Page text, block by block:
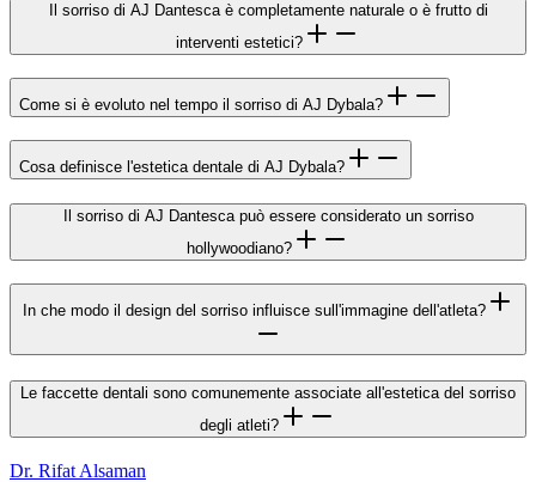
Il sorriso di AJ Dantesca è completamente naturale o è frutto di
interventi estetici?
Come si è evoluto nel tempo il sorriso di AJ Dybala?
Cosa definisce l'estetica dentale di AJ Dybala?
Il sorriso di AJ Dantesca può essere considerato un sorriso
hollywoodiano?
In che modo il design del sorriso influisce sull'immagine dell'atleta?
Le faccette dentali sono comunemente associate all'estetica del sorriso
degli atleti?
Dr. Rifat Alsaman